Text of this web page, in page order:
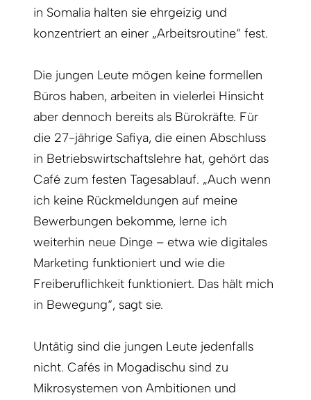
in Somalia halten sie ehrgeizig und
konzentriert an einer „Arbeitsroutine“ fest.
Die jungen Leute mögen keine formellen
Büros haben, arbeiten in vielerlei Hinsicht
aber dennoch bereits als Bürokräfte. Für
die 27-jährige Safiya, die einen Abschluss
in Betriebswirtschaftslehre hat, gehört das
Café zum festen Tagesablauf. „Auch wenn
ich keine Rückmeldungen auf meine
Bewerbungen bekomme, lerne ich
weiterhin neue Dinge – etwa wie digitales
Marketing funktioniert und wie die
Freiberuflichkeit funktioniert. Das hält mich
in Bewegung“, sagt sie.
Untätig sind die jungen Leute jedenfalls
nicht. Cafés in Mogadischu sind zu
Mikrosystemen von Ambitionen und